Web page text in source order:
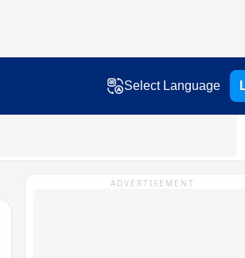
Select Language
ADVERTISEMENT